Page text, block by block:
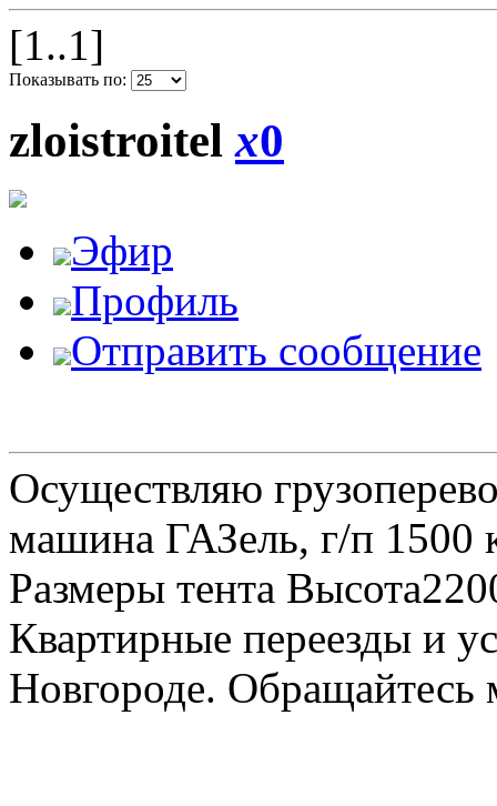
[1..1]
Показывать по:
zloistroitelx0
Эфир
Профиль
Отправить сообщение
Осуществляю
машина ГАЗель, г/п 1500
Размеры тента
Квартирные переезды и
Новгороде.